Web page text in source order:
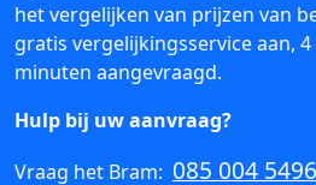
het vergelijken van prijzen van
gratis vergelijkingsservice aan,
minuten aangevraagd.
Hulp bij uw aanvraag?
Vraag het Bram: 085 004 5496